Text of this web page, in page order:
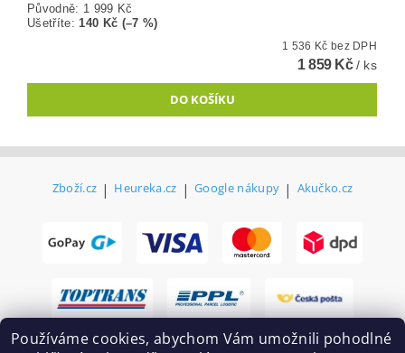
Původně: 1 999 Kč
Ušetříte: 140 Kč (–7 %)
1 536 Kč bez DPH
1 859 Kč/ ks
Zboží.cz | Heureka.cz | Google nákupy | Akučko.cz
Používáme cookies, abychom Vám umožnili pohodlné